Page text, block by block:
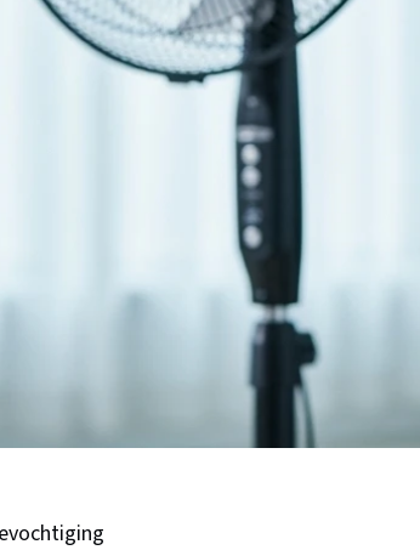
bij Bol.com
die zowel krachtig als stil is.
Dankzij de afstandsbediening en
dB